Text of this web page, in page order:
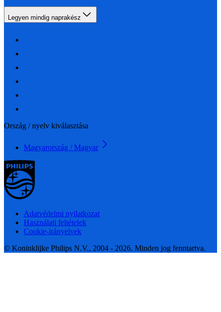
Legyen mindig naprakész
Ország / nyelv kiválasztása
Magyarország / Magyar
Adatvédelmi nyilatkozat
Használati feltételek
Cookie-irányelvek
© Koninklijke Philips N.V., 2004 - 2026. Minden jog fenntartva.